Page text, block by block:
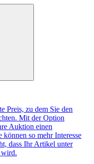
Preis, zu dem Sie den
Mit der Option
Auktion einen
können so mehr Interesse
dass Ihr Artikel unter
wird.